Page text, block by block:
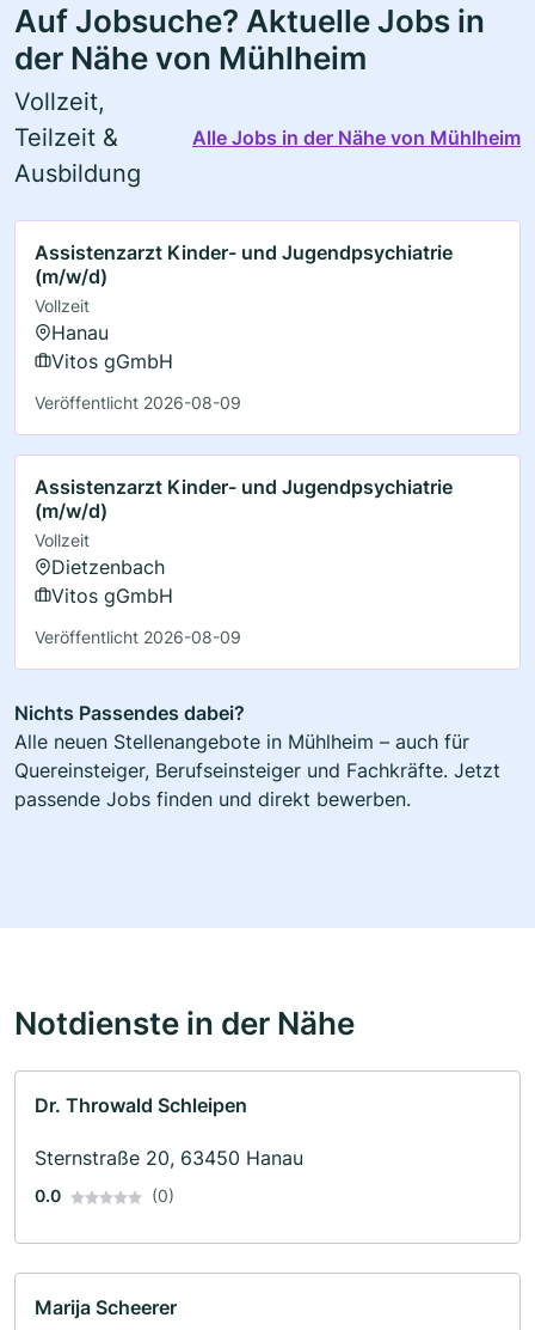
Auf Jobsuche? Aktuelle Jobs in
der Nähe von Mühlheim
Vollzeit,
Teilzeit &
Ausbildung
Alle Jobs in der Nähe von Mühlheim
Assistenzarzt Kinder- und Jugendpsychiatrie
(m/w/d)
Vollzeit
Hanau
Vitos gGmbH
Veröffentlicht 2026-08-09
Assistenzarzt Kinder- und Jugendpsychiatrie
(m/w/d)
Vollzeit
Dietzenbach
Vitos gGmbH
Veröffentlicht 2026-08-09
Nichts Passendes dabei?
Alle neuen Stellenangebote in Mühlheim – auch für
Quereinsteiger, Berufseinsteiger und Fachkräfte. Jetzt
passende Jobs finden und direkt bewerben.
Notdienste in der Nähe
Dr. Throwald Schleipen
Sternstraße 20, 63450 Hanau
0.0 (0)
Marija Scheerer